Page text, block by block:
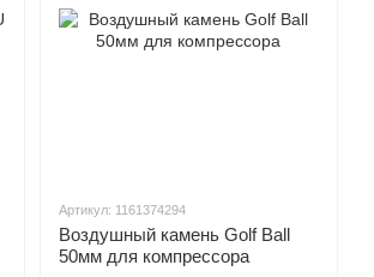
Артикул: 1161374294
Воздушный камень Golf Ball
50мм для компрессора